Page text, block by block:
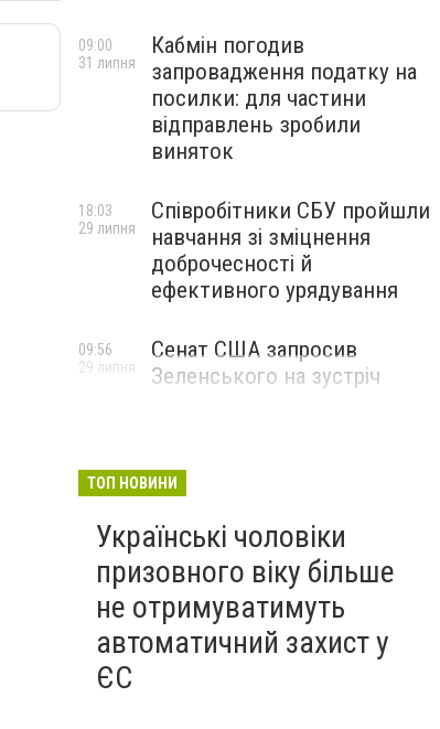
Кабмін погодив
запровадження податку на
посилки: для частини
відправлень зробили
виняток
09:00
31 липня
Співробітники СБУ пройшли
навчання зі зміцнення
доброчесності й
ефективного урядування
18:03
29 липня
Сенат США запросив
Зеленського на зустріч
09:56
29 липня
ТОП НОВИНИ
Українські чоловіки
призовного віку більше
не отримуватимуть
автоматичний захист у
ЄС